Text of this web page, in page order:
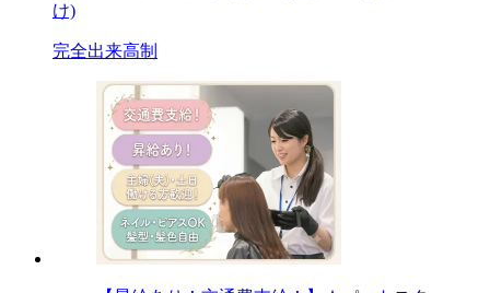
け)
完全出来高制